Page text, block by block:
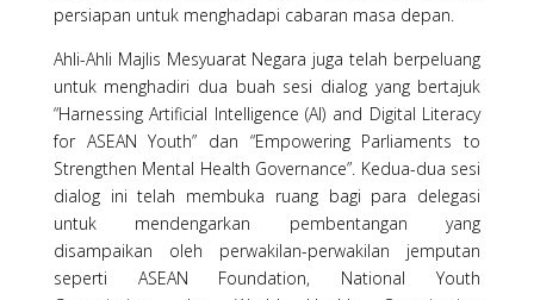
persiapan untuk menghadapi cabaran masa depan.
Ahli-Ahli Majlis Mesyuarat Negara juga telah berpeluang
untuk menghadiri dua buah sesi dialog yang bertajuk
“Harnessing Artificial Intelligence (AI) and Digital Literacy
for ASEAN Youth” dan “Empowering Parliaments to
Strengthen Mental Health Governance”. Kedua-dua sesi
dialog ini telah membuka ruang bagi para delegasi
untuk mendengarkan pembentangan yang
disampaikan oleh perwakilan-perwakilan jemputan
seperti ASEAN Foundation, National Youth